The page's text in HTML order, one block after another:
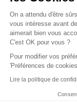
04 42 20 78 42
Du lundi au jeudi de 8h30
vendredi de 8h30 à 15h30
On a attendu d'être
vous intéresse avant
aimerait bien vous
C'est OK pour vous ?
Pour modifier vos
'Préférences de
Lire la politique de